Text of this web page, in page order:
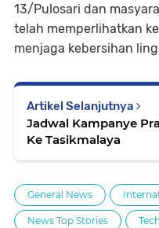
13/Pulosari dan
telah memperlihatkan
menjaga kebersihan
Artikel Selanjutnya
Jadwal Kampanye
Ke Tasikmalaya
General News
News Top Stories